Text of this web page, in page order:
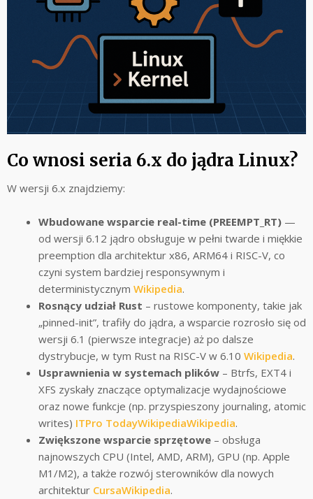
Co wnosi seria 6.x do jądra Linux?
W wersji 6.x znajdziemy:
Wbudowane wsparcie real-time (PREEMPT_RT) —
od wersji 6.12 jądro obsługuje w pełni twarde i miękkie
preemption dla architektur x86, ARM64 i RISC-V, co
czyni system bardziej responsywnym i
deterministycznym Wikipedia.
Rosnący udział Rust – rustowe komponenty, takie jak
„pinned-init”, trafiły do jądra, a wsparcie rozrosło się od
wersji 6.1 (pierwsze integracje) aż po dalsze
dystrybucje, w tym Rust na RISC-V w 6.10 Wikipedia.
Usprawnienia w systemach plików – Btrfs, EXT4 i
XFS zyskały znaczące optymalizacje wydajnościowe
oraz nowe funkcje (np. przyspieszony journaling, atomic
writes) ITPro TodayWikipediaWikipedia.
Zwiększone wsparcie sprzętowe – obsługa
najnowszych CPU (Intel, AMD, ARM), GPU (np. Apple
M1/M2), a także rozwój sterowników dla nowych
architektur CursaWikipedia.